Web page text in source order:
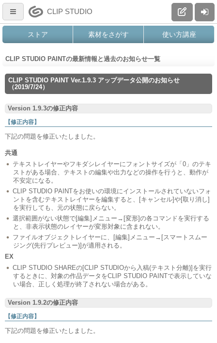
CLIP STUDIO
ストア 素材をさがす 使い方講座
CLIP STUDIO PAINTの最新情報と過去のお知らせ一覧
CLIP STUDIO PAINT Ver.1.9.3 アップデータ公開のお知らせ
（2019/7/24）
Version 1.9.3の修正内容
【修正内容】
下記の問題を修正いたしました。
共通
テキストレイヤーやフキダシレイヤーにフォントサイズが「0」のテキ
ストがある場合、テキストの編集や出力などの操作を行うと、動作が
不安定になる。
CLIP STUDIO PAINTをお使いの環境にインストールされていないフォ
ントを含むテキストレイヤーを編集すると、[キャンセル]や[取り消し]
を実行しても、元の状態に戻らない。
選択範囲がない状態で[編集]メニュー→[変形]の各コマンドを実行する
と、非表示状態のレイヤーが変形対象に含まれない。
ファイルオブジェクトレイヤーに、[編集]メニュー→[スマートスムー
ジング(先行プレビュー)]が適用される。
EX
CLIP STUDIO SHAREの[CLIP STUDIOから入稿(テキスト分離)]を実行
するときに、対象の作品データをCLIP STUDIO PAINTで表示していな
い場合、正しく処理が終了されない場合がある。
Version 1.9.2の修正内容
【修正内容】
下記の問題を修正いたしました。